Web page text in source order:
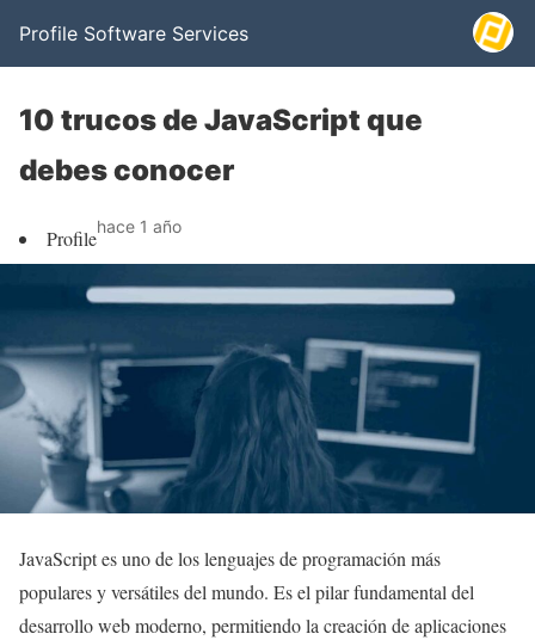
Profile Software Services
10 trucos de JavaScript que
debes conocer
Profilehace 1 año
JavaScript es uno de los lenguajes de programación más
populares y versátiles del mundo. Es el pilar fundamental del
desarrollo web moderno, permitiendo la creación de aplicaciones